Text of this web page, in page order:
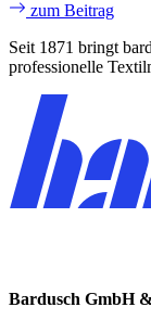
zum Beitrag
Seit 1871 bringt
professionelle
Bardusch GmbH